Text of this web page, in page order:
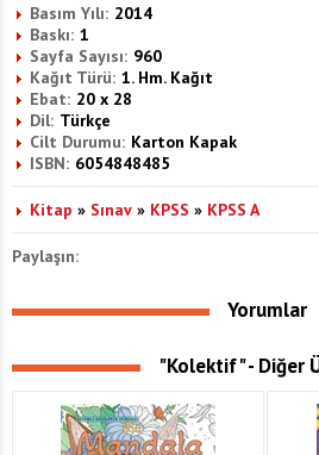
Basım Yılı: 2014
Baskı: 1
Sayfa Sayısı: 960
Kağıt Türü: 1. Hm. Kağıt
Ebat: 20 x 28
Dil: Türkçe
Cilt Durumu: Karton Kapak
ISBN: 6054848485
Kitap » Sınav » KPSS » KPSS A
Paylaşın:
Yorumlar
"Kolektif" - Diğer